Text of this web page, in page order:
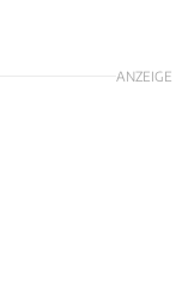
ANZEIGE